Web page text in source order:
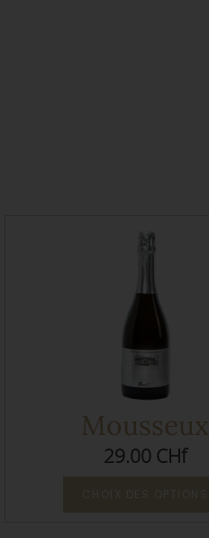
Mousseux
29.00 CHf